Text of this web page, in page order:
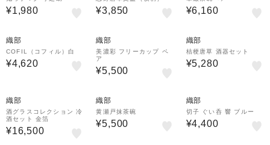
¥1,980 ¥3,850 ¥6,160
織部
COFIL（コフィル）白
¥4,620
織部
美濃彩 フリーカップ ペ
ア
¥5,500
織部
桔梗唐草 酒器セット
¥5,280
織部
酒グラスコレクション 冷
酒セット 金箔
¥16,500
織部
黄瀬戸抹茶碗
¥5,500
織部
切子 ぐい呑 響 ブルー
¥4,400